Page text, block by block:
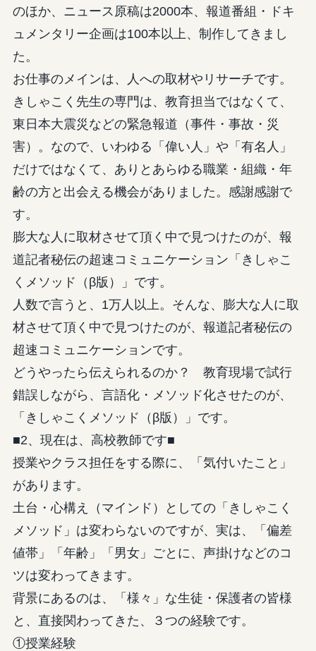
のほか、ニュース原稿は2000本、報道番組・ドキ
ュメンタリー企画は100本以上、制作してきまし
た。
お仕事のメインは、人への取材やリサーチです。
きしゃこく先生の専門は、教育担当ではなくて、
東日本大震災などの緊急報道（事件・事故・災
害）。なので、いわゆる「偉い人」や「有名人」
だけではなくて、ありとあらゆる職業・組織・年
齢の方と出会える機会がありました。感謝感謝で
す。
膨大な人に取材させて頂く中で見つけたのが、報
道記者秘伝の超速コミュニケーション「きしゃこ
くメソッド（β版）」です。
人数で言うと、1万人以上。そんな、膨大な人に取
材させて頂く中で見つけたのが、報道記者秘伝の
超速コミュニケーションです。
どうやったら伝えられるのか？ 教育現場で試行
錯誤しながら、言語化・メソッド化させたのが、
「きしゃこくメソッド（β版）」です。
■2、現在は、高校教師です■
授業やクラス担任をする際に、「気付いたこと」
があります。
土台・心構え（マインド）としての「きしゃこく
メソッド」は変わらないのですが、実は、「偏差
値帯」「年齢」「男女」ごとに、声掛けなどのコ
ツは変わってきます。
背景にあるのは、「様々」な生徒・保護者の皆様
と、直接関わってきた、３つの経験です。
①授業経験